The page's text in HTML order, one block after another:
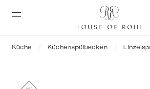
Küche Küchenspülbecken